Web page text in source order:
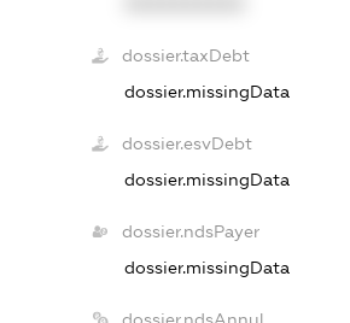
dossier.taxDebt
dossier.missingData
dossier.esvDebt
dossier.missingData
dossier.ndsPayer
dossier.missingData